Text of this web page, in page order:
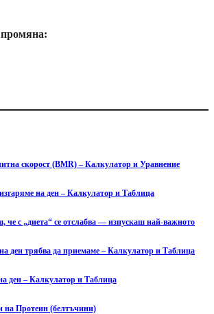
промяна:
скорост (BMR) – Калкулатор и Уравнение
на ден – Калкулатор и Таблица
с „диета“ се отслабва — изпускаш най-важното
ден трябва да приемаме – Калкулатор и Таблица
ден – Калкулатор и Таблица
на Протеин (белтъчини)